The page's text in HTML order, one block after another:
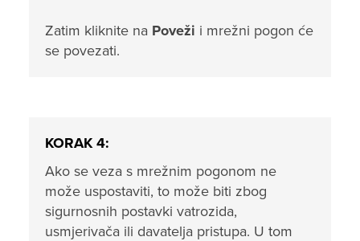
Zatim kliknite na Poveži i mrežni pogon će
se povezati.
KORAK 4:
Ako se veza s mrežnim pogonom ne
može uspostaviti, to može biti zbog
sigurnosnih postavki vatrozida,
usmjerivača ili davatelja pristupa. U tom